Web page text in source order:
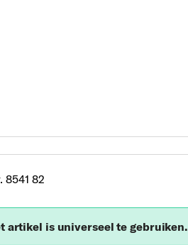
8541 82
artikel is universeel te gebruiken.